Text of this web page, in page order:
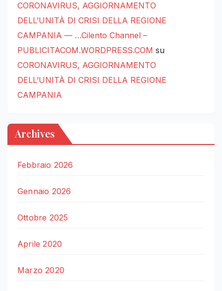
CORONAVIRUS, AGGIORNAMENTO
DELL’UNITÀ DI CRISI DELLA REGIONE
CAMPANIA — …Cilento Channel –
PUBLICITACOM.WORDPRESS.COM su
CORONAVIRUS, AGGIORNAMENTO
DELL’UNITÀ DI CRISI DELLA REGIONE
CAMPANIA
Archives
Febbraio 2026
Gennaio 2026
Ottobre 2025
Aprile 2020
Marzo 2020